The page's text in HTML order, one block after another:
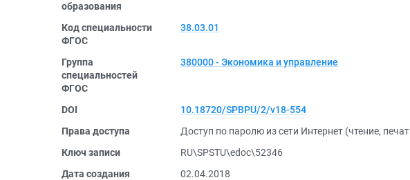
образования
Код специальности
ФГОС
38.03.01
Группа
специальностей
ФГОС
380000 - Экономика и управление
DOI
10.18720/SPBPU/2/v18-554
Права доступа
Доступ по паролю из сети Интернет (чтение,
Ключ записи
RU\SPSTU\edoc\52346
Дата создания
02.04.2018